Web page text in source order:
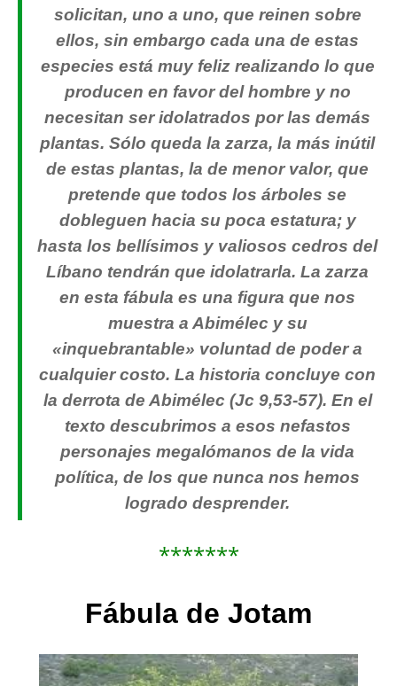
solicitan, uno a uno, que reinen sobre
ellos, sin embargo cada una de estas
especies está muy feliz realizando lo que
producen en favor del hombre y no
necesitan ser idolatrados por las demás
plantas. Sólo queda la zarza, la más inútil
de estas plantas, la de menor valor, que
pretende que todos los árboles se
dobleguen hacia su poca estatura; y
hasta los bellísimos y valiosos cedros del
Líbano tendrán que idolatrarla. La zarza
en esta fábula es una figura que nos
muestra a Abimélec y su
«inquebrantable» voluntad de poder a
cualquier costo. La historia concluye con
la derrota de Abimélec (Jc 9,53-57). En el
texto descubrimos a esos nefastos
personajes megalómanos de la vida
política, de los que nunca nos hemos
logrado desprender.
*******
Fábula de Jotam